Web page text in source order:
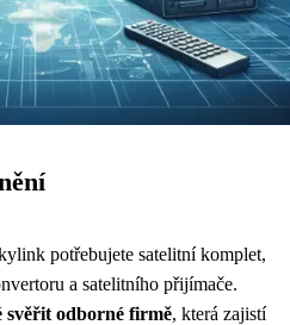
potřebujete satelitní komplet,
a satelitního přijímače.
svěřit odborné firmě, která zajistí